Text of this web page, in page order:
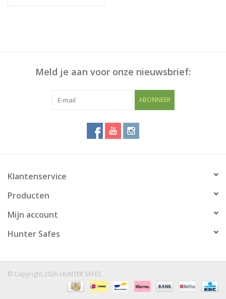
Meld je aan voor onze nieuwsbrief:
ABONNEER
Klantenservice
Producten
Mijn account
Hunter Safes
© Copyright 2026 HUNTER SAFES